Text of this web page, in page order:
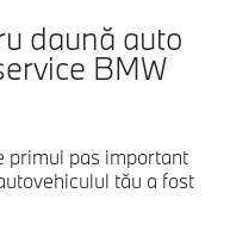
daună auto
BMW
primul pas important
tău a fost